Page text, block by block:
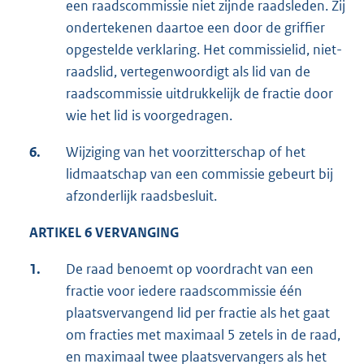
een raadscommissie niet zijnde raadsleden. Zij
ondertekenen daartoe een door de griffier
opgestelde verklaring. Het commissielid, niet-
raadslid, vertegenwoordigt als lid van de
raadscommissie uitdrukkelijk de fractie door
wie het lid is voorgedragen.
6.
Wijziging van het voorzitterschap of het
lidmaatschap van een commissie gebeurt bij
afzonderlijk raadsbesluit.
ARTIKEL 6 VERVANGING
1.
De raad benoemt op voordracht van een
fractie voor iedere raadscommissie één
plaatsvervangend lid per fractie als het gaat
om fracties met maximaal 5 zetels in de raad,
en maximaal twee plaatsvervangers als het